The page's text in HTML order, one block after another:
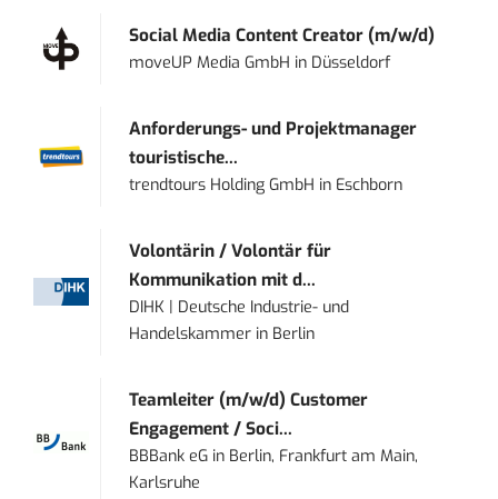
Social Media Content Creator (m/w/d)
moveUP Media GmbH in Düsseldorf
Anforderungs- und Projektmanager
touristische...
trendtours Holding GmbH in Eschborn
Volontärin / Volontär für
Kommunikation mit d...
DIHK | Deutsche Industrie- und
Handelskammer in Berlin
Teamleiter (m/w/d) Customer
Engagement / Soci...
BBBank eG in Berlin, Frankfurt am Main,
Karlsruhe